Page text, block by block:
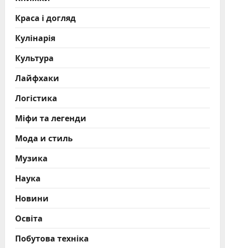
Краса і догляд
Кулінарія
Культура
Лайфхаки
Логістика
Міфи та легенди
Мода и стиль
Музика
Наука
Новини
Освіта
Побутова техніка